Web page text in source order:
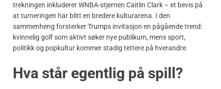
trekningen inkluderer WNBA-stjernen Caitlin Clark – et bevis på
at turneringen har blitt en bredere kulturarena. I den
sammenheng forsterker Trumps invitasjon en pågående trend:
kvinnelig golf som aktivt søker nye publikum, mens sport,
politikk og popkultur kommer stadig tettere på hverandre.
Hva står egentlig på spill?